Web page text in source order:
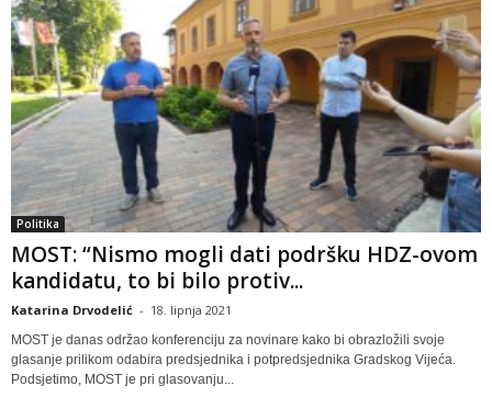
Politika
MOST: “Nismo mogli dati podršku HDZ-ovom
kandidatu, to bi bilo protiv...
Katarina Drvodelić - 18. lipnja 2021
MOST je danas održao konferenciju za novinare kako bi obrazložili svoje
glasanje prilikom odabira predsjednika i potpredsjednika Gradskog Vijeća.
Podsjetimo, MOST je pri glasovanju...